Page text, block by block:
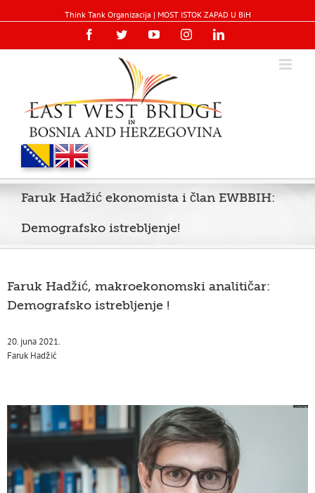
Think Tank Organizacija | MOST ISTOK ZAPAD U BiH
FacebookTwitterYouTubeInstagramLinkedin
Faruk Hadžić ekonomista i član EWBBIH:
Demografsko istrebljenje!
Faruk Hadžić, makroekonomski analitičar:
Demografsko istrebljenje !
20. juna 2021.
Faruk Hadžić